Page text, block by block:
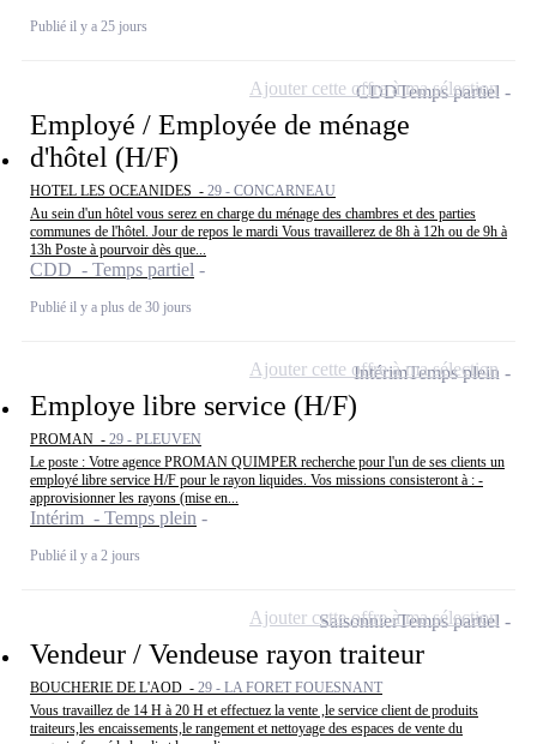
Publié il y a 25 jours
Employé / Employée de ménage
d'hôtel (H/F)
HOTEL LES OCEANIDES - 29 - CONCARNEAU
Au sein d'un hôtel vous serez en charge du ménage des chambres et des parties
communes de l'hôtel. Jour de repos le mardi Vous travaillerez de 8h à 12h ou de 9h à
13h Poste à pourvoir dès que...
CDD - Temps partiel
Publié il y a plus de 30 jours
CDDTemps partiel
Ajouter cette offre à ma sélection
Employe libre service (H/F)
PROMAN - 29 - PLEUVEN
Le poste : Votre agence PROMAN QUIMPER recherche pour l'un de ses clients un
employé libre service H/F pour le rayon liquides. Vos missions consisteront à : -
approvisionner les rayons (mise en...
Intérim - Temps plein
Publié il y a 2 jours
IntérimTemps plein
Ajouter cette offre à ma sélection
Vendeur / Vendeuse rayon traiteur
BOUCHERIE DE L'AOD - 29 - LA FORET FOUESNANT
Vous travaillez de 14 H à 20 H et effectuez la vente ,le service client de produits
traiteurs,les encaissements,le rangement et nettoyage des espaces de vente du
SaisonnierTemps partiel
Ajouter cette offre à ma sélection